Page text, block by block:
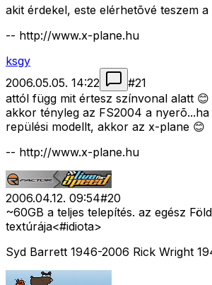
akit érdekel, este elérhetõvé teszem a
-- http://www.x-plane.hu
ksgy
2006.05.05. 14:22
#21
attól függ mit értesz színvonal alatt
akkor tényleg az FS2004 a
repülési modellt, akkor az x-plane 😊
-- http://www.x-plane.hu
2006.04.12. 09:54#20
~60GB a teljes telepítés. az egész
textúrája<#idiota>
Syd Barrett 1946-2006 Rick Wright